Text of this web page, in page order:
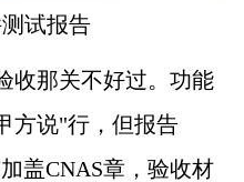
试报告
收那关不好过。功能
方说"行，但报告
盖CNAS章，验收材